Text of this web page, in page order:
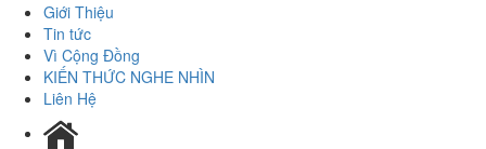
Giới Thiệu
Tin tức
Vì Cộng Đồng
KIẾN THỨC NGHE NHÌN
Liên Hệ